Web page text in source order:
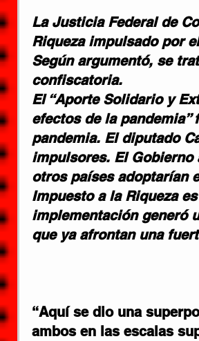
La Justicia Federal de
Riqueza impulsado por
Según argumentó, se
confiscatoria.
El “Aporte Solidario y
efectos de la
pandemia. El diputado
impulsores. El
otros países adoptarían
Impuesto a la Riqueza
implementación generó
que ya afrontan una
“Aquí se dio una
ambos en las escalas